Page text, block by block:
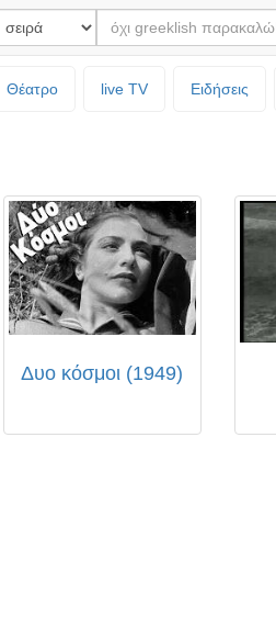
Θέατρο live TV Ειδήσεις
Δυο κόσμοι (1949)